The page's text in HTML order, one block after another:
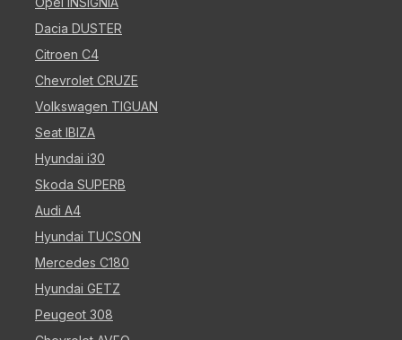
Dacia DUSTER
Citroen C4
Chevrolet CRUZE
Volkswagen TIGUAN
Seat IBIZA
Hyundai i30
Skoda SUPERB
Audi A4
Hyundai TUCSON
Mercedes C180
Hyundai GETZ
Peugeot 308